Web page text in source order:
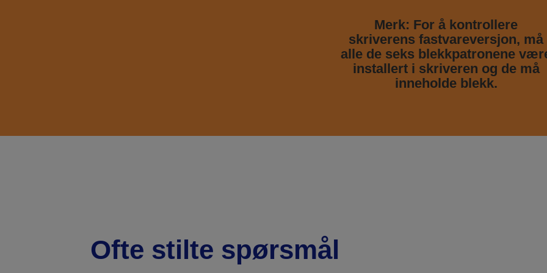
Merk: For å kontrollere
skriverens fastvareversjon, må
alle de seks blekkpatronene
installert i skriveren og de må
inneholde blekk.
Ofte stilte spørsmål